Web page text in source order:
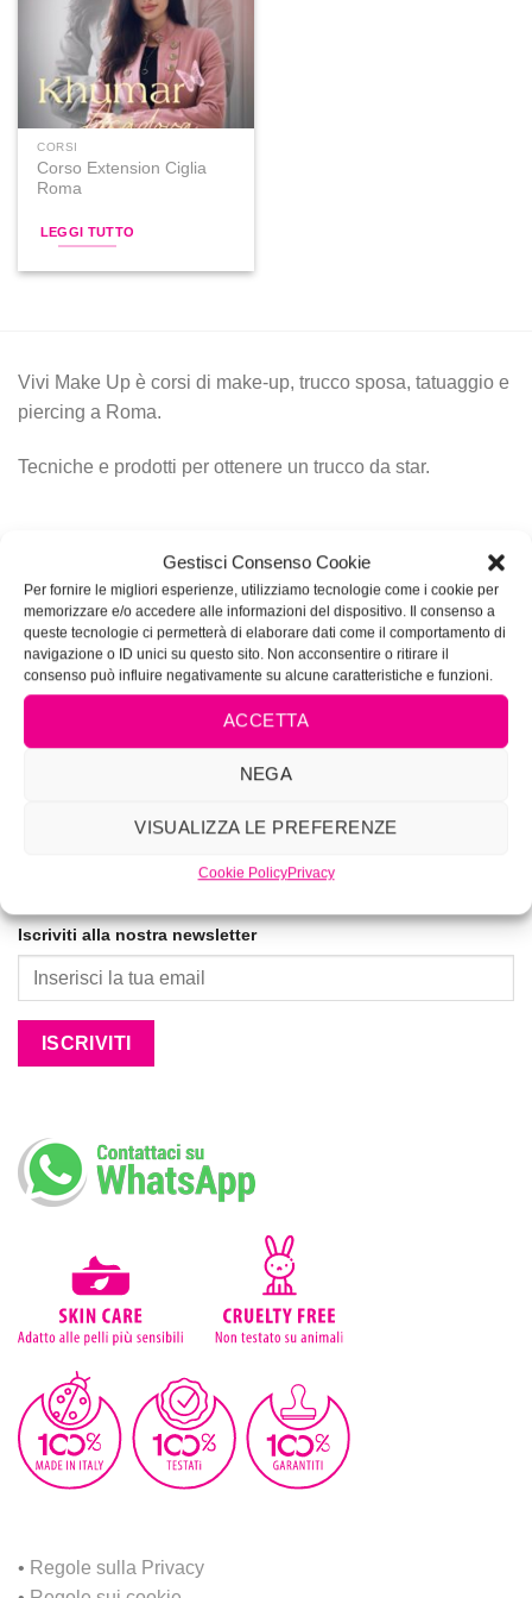
Gestisci Consenso Cookie
Per fornire le migliori esperienze, utilizziamo tecnologie come i cookie per
memorizzare e/o accedere alle informazioni del dispositivo. Il consenso a
queste tecnologie ci permetterà di elaborare dati come il comportamento di
navigazione o ID unici su questo sito. Non acconsentire o ritirare il
consenso può influire negativamente su alcune caratteristiche e funzioni.
ACCETTA
NEGA
VISUALIZZA LE PREFERENZE
Cookie PolicyPrivacy
alla lista
dei
desideri
CORSI
Corso Extension Ciglia
Roma
LEGGI TUTTO
Vivi Make Up è corsi di make-up, trucco sposa, tatuaggio e
piercing a Roma.
Tecniche e prodotti per ottenere un trucco da star.
Corsi di tatuaggio e piercing autorizzati dalla Regione
Lazio Determinazione N.G04285
La prima Academy per lookmakers dal 1996
Iscriviti alla nostra newsletter
• Regole sulla Privacy